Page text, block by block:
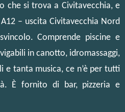
che si trova a Civitavecchia, e
– uscita Civitavecchia Nord
Comprende piscine e
in canotto, idromassaggi,
e tanta musica, ce n’è per tutti
È fornito di bar, pizzeria e